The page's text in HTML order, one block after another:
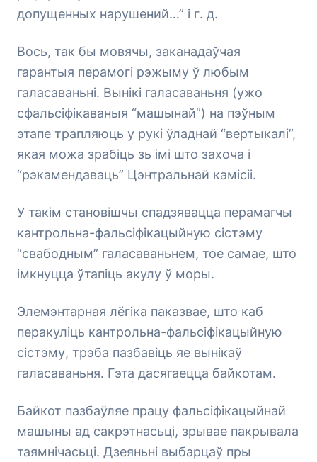
допущенных нарушений…” і г. д.
Вось, так бы мовячы, заканадаўчая
гарантыя перамогі рэжыму ў любым
галасаваньні. Вынікі галасаваньня (ужо
сфальсіфікаваныя “машынай”) на пэўным
этапе трапляюць у рукі ўладнай “вертыкалі”,
якая можа зрабіць зь імі што захоча і
“рэкамендаваць” Цэнтральнай камісіі.
У такім становішчы спадзявацца перамагчы
кантрольна-фальсіфікацыйную сістэму
“свабодным” галасаваньнем, тое самае, што
імкнуцца ўтапіць акулу ў моры.
Элемэнтарная лёгіка паказвае, што каб
перакуліць кантрольна-фальсіфікацыйную
сістэму, трэба пазбавіць яе вынікаў
галасаваньня. Гэта дасягаецца байкотам.
Байкот пазбаўляе працу фальсіфікацыйнай
машыны ад сакрэтнасьці, зрывае пакрывала
таямнічасьці. Дзеяньні выбарцаў пры